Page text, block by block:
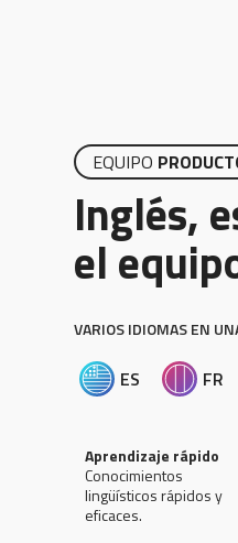
EQUIPO
Inglés,
el
VARIOS IDIOMAS EN
ES FR
Aprendizaje rápido
Conocimientos
lingüísticos rápidos y
eficaces.